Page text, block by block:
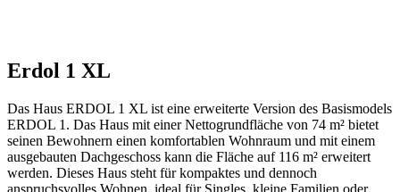
Erdol 1 XL
Das Haus ERDOL 1 XL ist eine erweiterte Version des Basismodels
ERDOL 1. Das Haus mit einer Nettogrundfläche von 74 m² bietet
seinen Bewohnern einen komfortablen Wohnraum und mit einem
ausgebauten Dachgeschoss kann die Fläche auf 116 m² erweitert
werden. Dieses Haus steht für kompaktes und dennoch
anspruchsvolles Wohnen, ideal für Singles, kleine Familien oder